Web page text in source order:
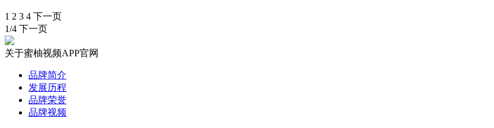
1 2 3 4 下一页
1/4 下一页
关于蜜柚视频APP官网
品牌简介
发展历程
品牌荣誉
品牌视频